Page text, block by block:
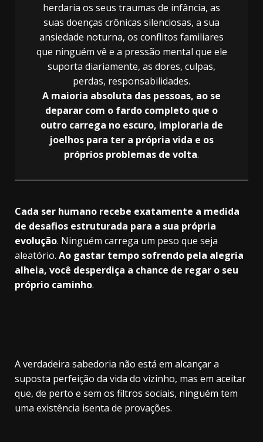
herdaria os seus traumas de infância, as
suas doenças crônicas silenciosas, a sua
ansiedade noturna, os conflitos familiares
que ninguém vê e a pressão mental que ele
suporta diariamente, as dores, culpas,
perdas, responsabilidades.
A maioria absoluta das pessoas, ao se
deparar com o fardo completo que o
outro carrega no escuro, imploraria de
joelhos para ter a própria vida e os
próprios problemas de volta.
Cada ser humano recebe exatamente a medida
de desafios estruturada para a sua própria
evolução. Ninguém carrega um peso que seja
aleatório. Ao gastar tempo sofrendo pela alegria
alheia, você desperdiça a chance de regar o seu
próprio caminho.
A verdadeira sabedoria não está em alcançar a
suposta perfeição da vida do vizinho, mas em aceitar
que, de perto e sem os filtros sociais, ninguém tem
uma existência isenta de provações.